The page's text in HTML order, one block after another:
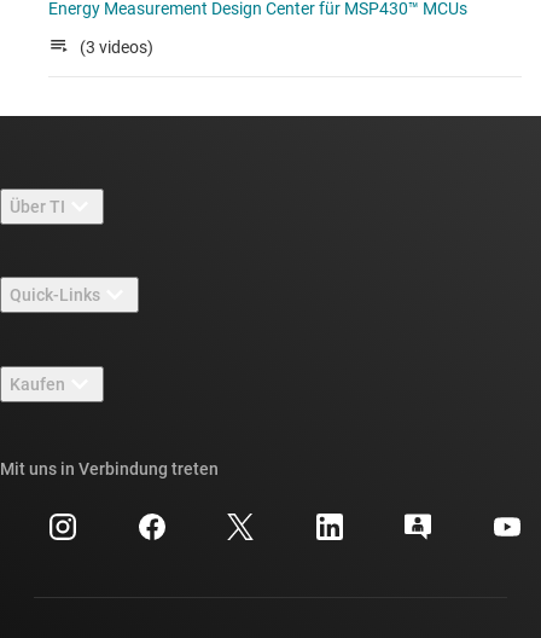
Energy Measurement Design Center für MSP430™ MCUs
(3 videos)
Über TI
Stellenangebote
Newsroom
Veranstaltungen
Investorenbeziehungen
Quick-Links
TI E2E™-Design-Support-Foren
Querverweis-Suche
Kundensupportzentrum
Kaufen
Häufig gestellte Fragen zu Bestellungen
Mit uns in Verbindung treten